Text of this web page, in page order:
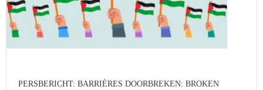
PERSBERICHT: BARRIÈRES DOORBREKEN: BROKEN